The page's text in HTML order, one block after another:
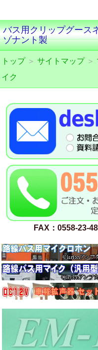
バス用クリップグース
ゾナント製
トップ＞ サイトマップ＞
イク
FAX：0558-23-